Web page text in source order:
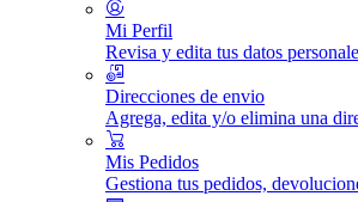
Mi Perfil
Revisa y edita tus datos
Direcciones de envio
Agrega, edita y/o elimina una
Mis Pedidos
Gestiona tus pedidos,